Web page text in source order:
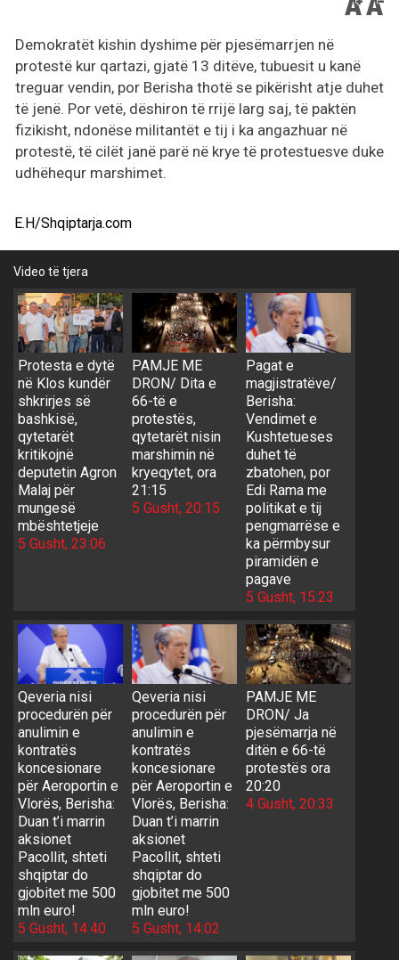
Demokratët kishin dyshime për pjesëmarrjen në
protestë kur qartazi, gjatë 13 ditëve, tubuesit u kanë
treguar vendin, por Berisha thotë se pikërisht atje duhet
të jenë. Por vetë, dëshiron të rrijë larg saj, të paktën
fizikisht, ndonëse militantët e tij i ka angazhuar në
protestë, të cilët janë parë në krye të protestuesve duke
udhëhequr marshimet.
E.H/Shqiptarja.com
Video të tjera
Protesta e dytë
në Klos kundër
shkrirjes së
bashkisë,
qytetarët
kritikojnë
deputetin Agron
Malaj për
mungesë
mbështetjeje
5 Gusht, 23:06
PAMJE ME
DRON/ Dita e
66-të e
protestës,
qytetarët nisin
marshimin në
kryeqytet, ora
21:15
5 Gusht, 20:15
Pagat e
magjistratëve/
Berisha:
Vendimet e
Kushtetueses
duhet të
zbatohen, por
Edi Rama me
politikat e tij
pengmarrëse e
ka përmbysur
piramidën e
pagave
5 Gusht, 15:23
Qeveria nisi
procedurën për
anulimin e
kontratës
koncesionare
për Aeroportin e
Vlorës, Berisha:
Duan t’i marrin
aksionet
Pacollit, shteti
shqiptar do
gjobitet me 500
mln euro!
5 Gusht, 14:40
Qeveria nisi
procedurën për
anulimin e
kontratës
koncesionare
për Aeroportin e
Vlorës, Berisha:
Duan t’i marrin
aksionet
Pacollit, shteti
shqiptar do
gjobitet me 500
mln euro!
5 Gusht, 14:02
PAMJE ME
DRON/ Ja
pjesëmarrja në
ditën e 66-të
protestës ora
20:20
4 Gusht, 20:33